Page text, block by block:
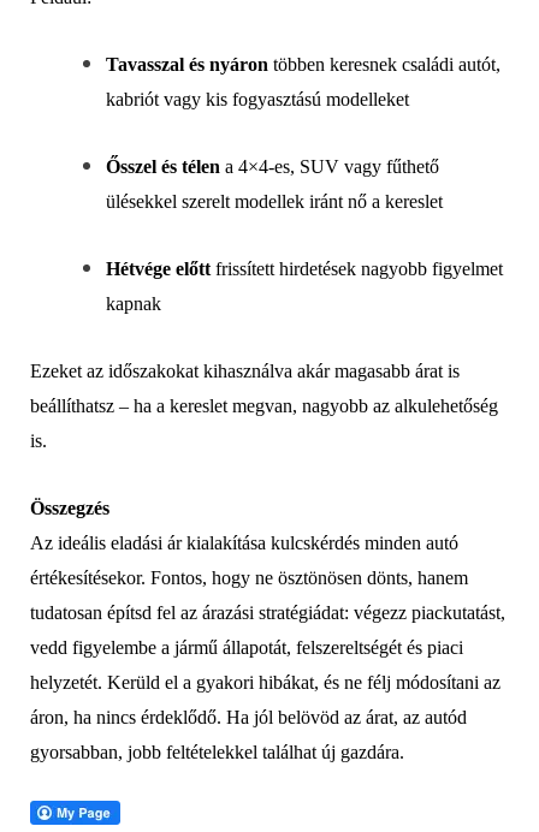
Tavasszal és nyáron többen keresnek családi autót,
kabriót vagy kis fogyasztású modelleket
Ősszel és télen a 4×4-es, SUV vagy fűthető
ülésekkel szerelt modellek iránt nő a kereslet
Hétvége előtt frissített hirdetések nagyobb figyelmet
kapnak
Ezeket az időszakokat kihasználva akár magasabb árat is
beállíthatsz – ha a kereslet megvan, nagyobb az alkulehetőség
is.
Összegzés
Az ideális eladási ár kialakítása kulcskérdés minden autó
értékesítésekor. Fontos, hogy ne ösztönösen dönts, hanem
tudatosan építsd fel az árazási stratégiádat: végezz piackutatást,
vedd figyelembe a jármű állapotát, felszereltségét és piaci
helyzetét. Kerüld el a gyakori hibákat, és ne félj módosítani az
áron, ha nincs érdeklődő. Ha jól belövöd az árat, az autód
gyorsabban, jobb feltételekkel találhat új gazdára.